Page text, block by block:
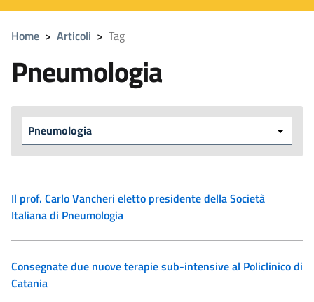
Home > Articoli > Tag
Pneumologia
Il prof. Carlo Vancheri eletto presidente della Società
Italiana di Pneumologia
Consegnate due nuove terapie sub-intensive al Policlinico di
Catania